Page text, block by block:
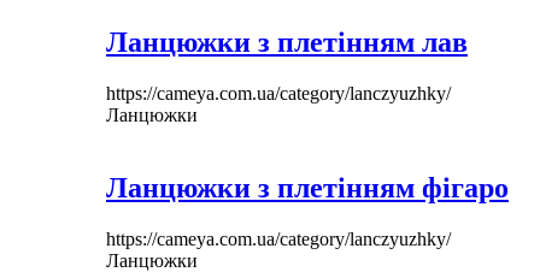
Ланцюжки з плетінням лав
https://cameya.com.ua/category/lanczyuzhky/
Ланцюжки
Ланцюжки з плетінням фігаро
https://cameya.com.ua/category/lanczyuzhky/
Ланцюжки